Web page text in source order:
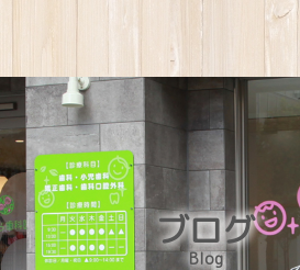
ブログ
Blog